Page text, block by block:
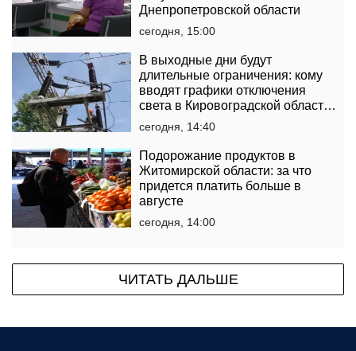
Днепропетровской области
сегодня, 15:00
В выходные дни будут
длительные ограничения: кому
вводят графики отключения
света в Кировоградской области
на 8 и 9 августа
сегодня, 14:40
Подорожание продуктов в
Житомирской области: за что
придется платить больше в
августе
сегодня, 14:00
ЧИТАТЬ ДАЛЬШЕ